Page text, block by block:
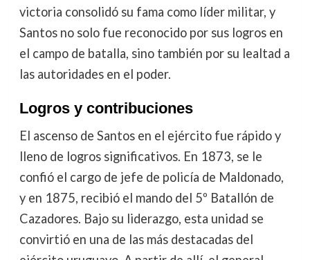
victoria consolidó su fama como líder militar, y
Santos no solo fue reconocido por sus logros en
el campo de batalla, sino también por su lealtad a
las autoridades en el poder.
Logros y contribuciones
El ascenso de Santos en el ejército fue rápido y
lleno de logros significativos. En 1873, se le
confió el cargo de jefe de policía de Maldonado,
y en 1875, recibió el mando del 5º Batallón de
Cazadores. Bajo su liderazgo, esta unidad se
convirtió en una de las más destacadas del